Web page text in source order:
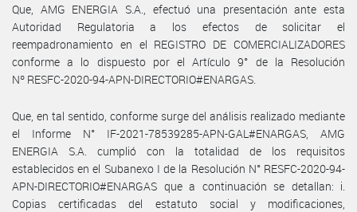
Que, AMG ENERGIA S.A., efectuó una presentación ante esta
Autoridad Regulatoria a los efectos de solicitar el
reempadronamiento en el REGISTRO DE COMERCIALIZADORES
conforme a lo dispuesto por el Artículo 9° de la Resolución
Nº RESFC-2020-94-APN-DIRECTORIO#ENARGAS.
Que, en tal sentido, conforme surge del análisis realizado mediante
el Informe N° IF-2021-78539285-APN-GAL#ENARGAS, AMG
ENERGIA S.A. cumplió con la totalidad de los requisitos
establecidos en el Subanexo I de la Resolución N° RESFC-2020-94-
APN-DIRECTORIO#ENARGAS que a continuación se detallan: i.
Copias certificadas del estatuto social y modificaciones,